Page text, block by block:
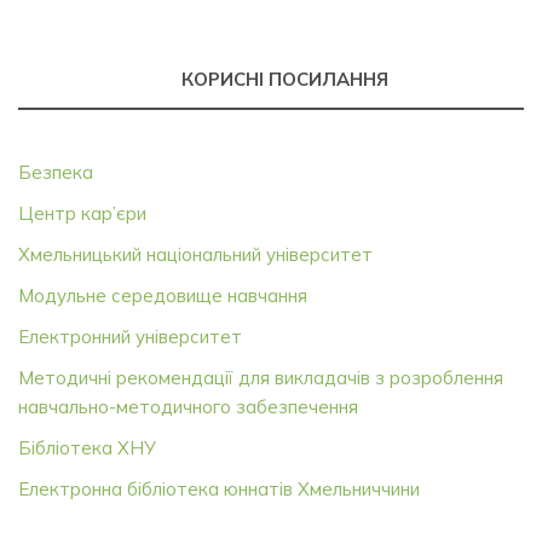
КОРИСНІ ПОСИЛАННЯ
Безпека
Центр кар’єри
Хмельницький національний університет
Модульне середовище навчання
Електронний університет
Методичні рекомендації для викладачів з розроблення
навчально-методичного забезпечення
Бібліотека ХНУ
Електронна бібліотека юннатів Хмельниччини